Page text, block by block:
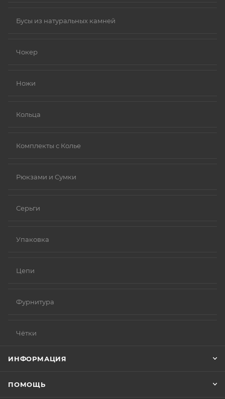
Бусы из натуральных камней
Чокер
Ножи
Кольца
Комплекты с Колье
Рюкзами и Сумки
Серьги
Упаковка
Цепи
Фурнитура
Чётки
ИНФОРМАЦИЯ
ПОМОЩЬ